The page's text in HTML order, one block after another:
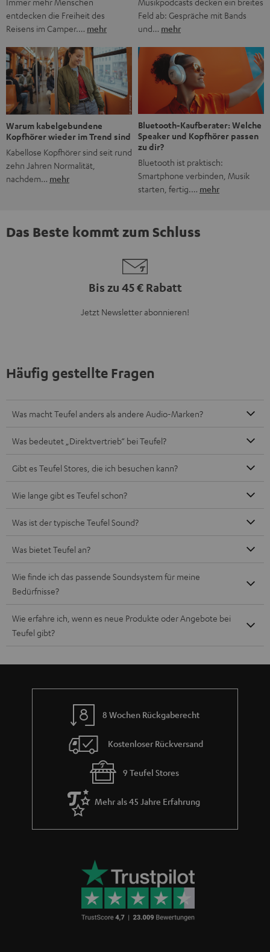
entdecken die Freiheit des
Reisens im Camper.… mehr
Feld ab: Gespräche mit Bands
und… mehr
Warum kabelgebundene
Kopfhörer wieder im Trend sind
Kabellose Kopfhörer sind seit rund
zehn Jahren Normalität,
nachdem… mehr
Bluetooth-Kaufberater: Welche
Speaker und Kopfhörer passen
zu dir?
Bluetooth ist praktisch:
Smartphone verbinden, Musik
starten, fertig.… mehr
Das Beste kommt zum Schluss
Bis zu 45 € Rabatt
Jetzt Newsletter abonnieren!
Häufig gestellte Fragen
Was macht Teufel anders als andere Audio-Marken?
Was bedeutet „Direktvertrieb“ bei Teufel?
Gibt es Teufel Stores, die ich besuchen kann?
Wie lange gibt es Teufel schon?
Was ist der typische Teufel Sound?
Was bietet Teufel an?
Wie finde ich das passende Soundsystem für meine
Bedürfnisse?
Wie erfahre ich, wenn es neue Produkte oder Angebote bei
Teufel gibt?
8 Wochen Rückgaberecht
Kostenloser Rückversand
9 Teufel Stores
Mehr als 45 Jahre Erfahrung